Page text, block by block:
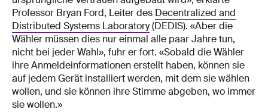
Professor Bryan Ford, Leiter des Decentralized and
Distributed Systems Laboratory(DEDIS). «Aber die
Wähler müssen dies nur einmal alle paar Jahre tun,
nicht bei jeder Wahl», fuhr er fort. «Sobald die Wähler
ihre Anmeldeinformationen erstellt haben, können sie
auf jedem Gerät installiert werden, mit dem sie wählen
wollen, und sie können ihre Stimme abgeben, wo immer
sie wollen.»